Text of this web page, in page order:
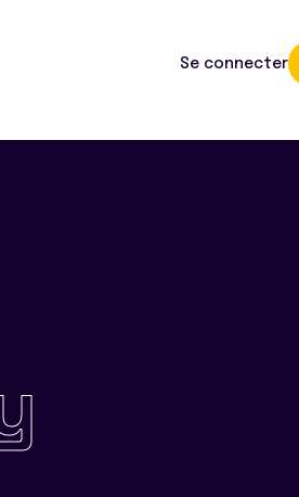
Se connecter